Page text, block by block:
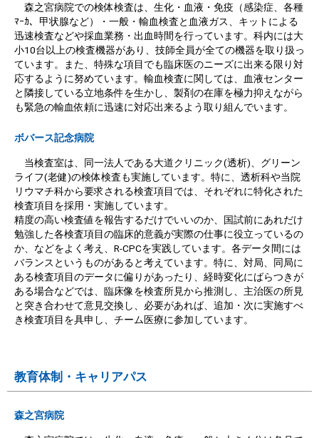
森之宮病院での検体検査は、生化・血液・免疫（感染症、各種
ﾏｰｶ、甲状腺など）・一般・輸血検査と血液ガス、キットによる
迅速検査などや採血業務・出血時間を行っています。科内には大
小10台以上の検査機器があり、技師全員が全ての機器を取り扱っ
ています。また、特殊な項目でも臨床医のニーズに出来る限り対
応するように努めています。輸血検査に関しては、血液センター
と隣接している立地条件を生かし、製剤の在庫を極力抑えながら
も緊急の輸血依頼に迅速に対応出来るよう取り組んでいます。
ボバース記念病院
当検査室は、同一法人である大道クリニック(透析)、グリーン
ライフ(老健)の検体検査も実施しています。特に、透析科や当院
リウマチ科から要求される検査項目では、それぞれに特化された
検査項目を採用・実施しています。
精度の高い検査値を報告するだけでいいのか、国試前にあれだけ
勉強した各検査項目の臨床的意義が実際の仕事に役立っているの
か、などをよく考え、R-CPCを実践しています。各データ間には
バランスというものがあると考えています。特に、対局、同局に
ある検査項目のデータに偏りがあったり、経時変化にばらつきが
ある場合などでは、臨床像を検査所見から推測し、主治医の所見
と突き合わせて意見交換し、必要があれば、追加・次に実施すべ
き検査項目を具申し、チーム医療に参加しています。
教育体制・キャリアパス
森之宮病院